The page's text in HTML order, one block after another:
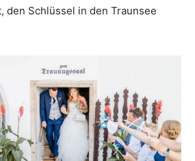
den Schlüssel in den Traunsee